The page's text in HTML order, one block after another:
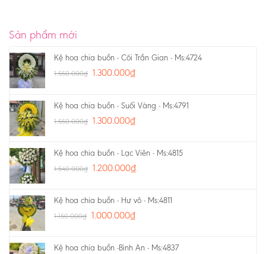
Sản phẩm mới
Kệ hoa chia buồn - Cõi Trần Gian - Ms:4724
1.550.000₫ 1.300.000₫
Kệ hoa chia buồn - Suối Vàng - Ms:4791
1.550.000₫ 1.300.000₫
Kệ hoa chia buồn - Lạc Viên - Ms:4815
1.540.000₫ 1.200.000₫
Kệ hoa chia buồn - Hư vô - Ms:4811
1.150.000₫ 1.000.000₫
Kệ hoa chia buồn -Bình An - Ms:4837